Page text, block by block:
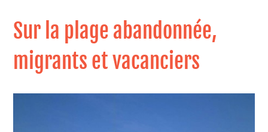
Sur la plage abandonnée,
migrants et vacanciers